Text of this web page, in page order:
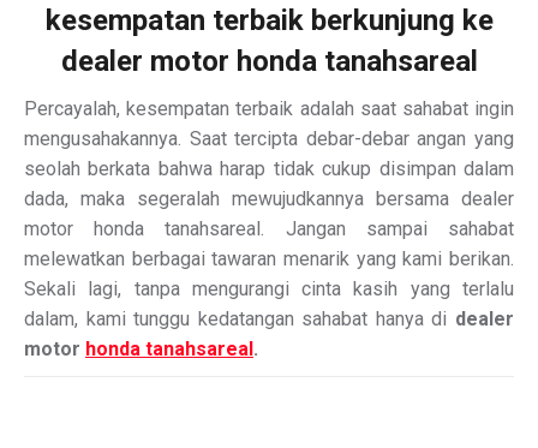
kesempatan terbaik berkunjung ke
dealer motor honda tanahsareal
Percayalah, kesempatan terbaik adalah saat sahabat ingin
mengusahakannya. Saat tercipta debar-debar angan yang
seolah berkata bahwa harap tidak cukup disimpan dalam
dada, maka segeralah mewujudkannya bersama dealer
motor honda tanahsareal. Jangan sampai sahabat
melewatkan berbagai tawaran menarik yang kami berikan.
Sekali lagi, tanpa mengurangi cinta kasih yang terlalu
dalam, kami tunggu kedatangan sahabat hanya di dealer
motor honda tanahsareal .